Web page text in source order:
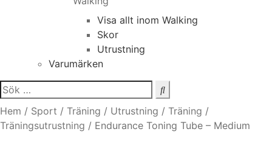
Visa allt inom Walking
Skor
Utrustning
Varumärken
Sök
efter:
Hem / Sport / Träning / Utrustning / Träning /
Träningsutrustning / Endurance Toning Tube – Medium